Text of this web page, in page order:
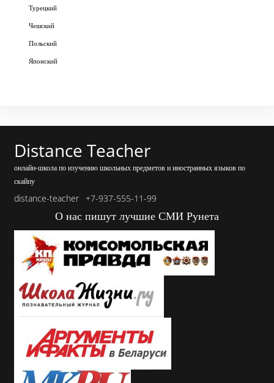
Турецкий
Чешский
Польский
Японский
Distance Teacher
онлайн-школа по изучению школьных предметов и иностранных языков по
скайпу
distance-teacher +7-937-555-11-99
О нас пишут лучшие СМИ Рунета